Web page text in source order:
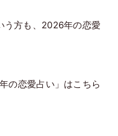
う方も、2026年の恋愛
の恋愛占い」はこちら